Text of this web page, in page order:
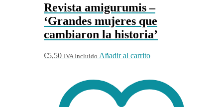
Revista amigurumis –
‘Grandes mujeres que
cambiaron la historia’
€5,50 IVA Incluido Añadir al carrito